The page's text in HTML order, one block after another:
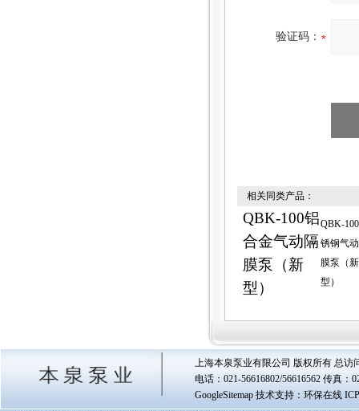
验证码：
相关同类产品：
QBK-100铝
合金气动隔
膜泵（新
型）
QBK-
锈钢气
膜泵（新
型）
上海本泉泵业有限公司 版权所有 总访
电话：021-56616802/56616562 传真：
GoogleSitemap技术支持：环保在线